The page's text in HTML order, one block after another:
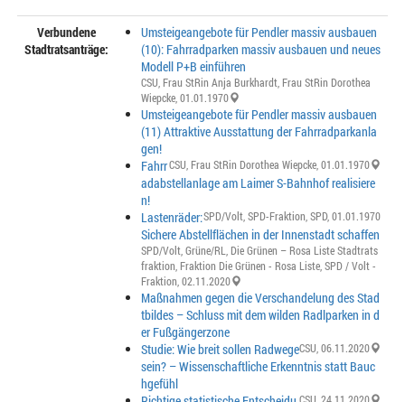
Verbundene
Stadtratsanträge:
Umsteigeangebote für Pendler massiv ausbauen
(10): Fahrradparken massiv ausbauen und neues
Modell P+B einführen
CSU Frau StRin Anja Burkhardt Frau StRin Dorothea
Wiepcke , 01.01.1970
Umsteigeangebote für Pendler massiv ausbauen
(11) Attraktive Ausstattung der Fahrradparkanla
gen!
CSU Frau StRin Dorothea Wiepcke , 01.01.1970
Fahrr
adabstellanlage am Laimer S-Bahnhof realisiere
n!
SPD/Volt SPD-Fraktion SPD, 01.01.1970
Lastenräder:
Sichere Abstellflächen in der Innenstadt schaffen
SPD/Volt Grüne/RL
Die Grünen – Rosa Liste Stadtrats
fraktion Fraktion Die Grünen - Rosa Liste SPD / Volt -
Fraktion , 02.11.2020
Maßnahmen gegen die Verschandelung des Stad
tbildes – Schluss mit dem wilden Radlparken in d
er Fußgängerzone
CSU , 06.11.2020
Studie: Wie breit sollen Radwege
sein? – Wissenschaftliche Erkenntnis statt Bauc
hgefühl